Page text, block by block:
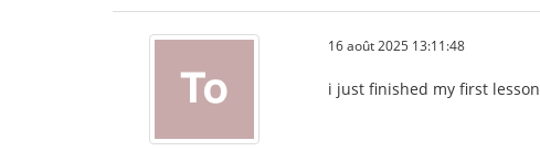
16 août 2025 13:11:48
i just finished my first lesson